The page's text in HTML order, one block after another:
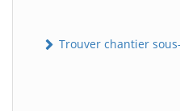
Trouver chantier